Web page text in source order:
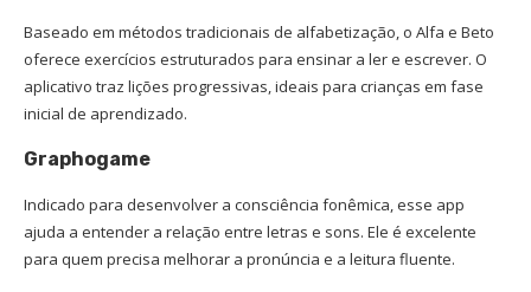
Baseado em métodos tradicionais de alfabetização, o Alfa e Beto
oferece exercícios estruturados para ensinar a ler e escrever. O
aplicativo traz lições progressivas, ideais para crianças em fase
inicial de aprendizado.
Graphogame
Indicado para desenvolver a consciência fonêmica, esse app
ajuda a entender a relação entre letras e sons. Ele é excelente
para quem precisa melhorar a pronúncia e a leitura fluente.